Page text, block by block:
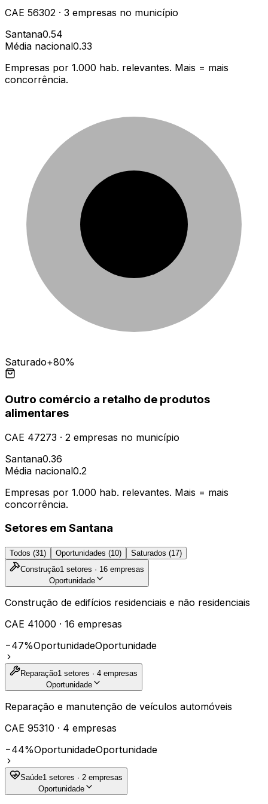
CAE 56302 · 3 empresas no município
Santana0.54
Média nacional0.33
Empresas por 1.000 hab. relevantes. Mais = mais
concorrência.
Saturado+80%
Outro comércio a retalho de produtos
alimentares
CAE 47273 · 2 empresas no município
Santana0.36
Média nacional0.2
Empresas por 1.000 hab. relevantes. Mais = mais
concorrência.
Setores em Santana
Todos (31) Oportunidades (10) Saturados (17)
Construção1 setores · 16 empresas
Oportunidade
Construção de edifícios residenciais e não residenciais
CAE 41000 · 16 empresas
−47%OportunidadeOportunidade
Reparação1 setores · 4 empresas
Oportunidade
Reparação e manutenção de veículos automóveis
CAE 95310 · 4 empresas
−44%OportunidadeOportunidade
Saúde1 setores · 2 empresas
Oportunidade